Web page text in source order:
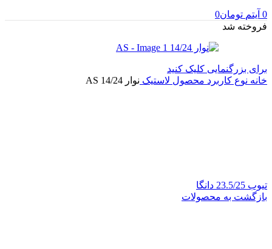
0 آیتم تومان0
فروخته شد
برای بزرگنمایی کلیک کنید
خانه نوع کاربرد محصول لاستیک نوار 14/24 AS
تیوب 23.5/25 دانگا
بازگشت به محصولات